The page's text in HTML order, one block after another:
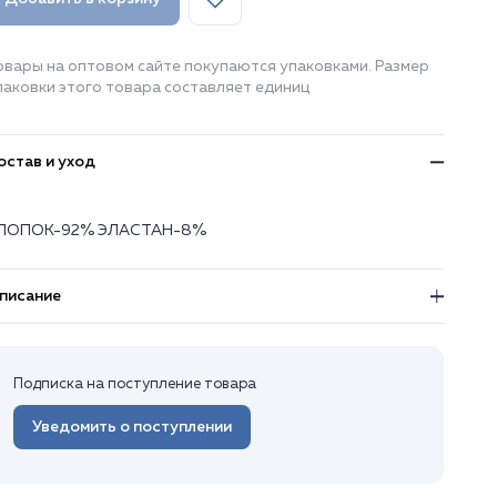
на оптовом сайте покупаются упаковками. Размер
этого товара составляет единиц
и уход
92% ЭЛАСТАН-8%
Подписка на поступление товара
Уведомить о поступлении